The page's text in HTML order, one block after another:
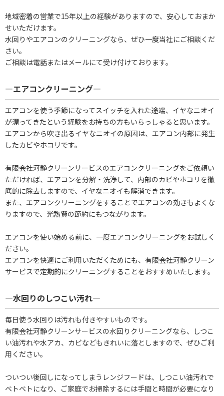
地域密着の営業で15年以上の経験がありますので、安心しておまか
せいただけます。
水回りやエアコンのクリーニングなら、ぜひ一度当社にご相談くだ
さい。
ご相談は電話またはメールにて受け付けております。
―エアコンクリーニング―
エアコンを使う季節になってスイッチを入れた途端、イヤなニオイ
が漂ってきたという経験をお持ちの方もいらっしゃると思います。
エアコンから吹き出るイヤなニオイの原因は、エアコン内部に発生
したカビやホコリです。
有限会社河静クリーンサービスのエアコンクリーニングをご依頼い
ただければ、エアコンを分解・洗浄して、内部のカビやホコリを徹
底的に除去しますので、イヤなニオイも解消できます。
また、エアコンクリーニングをすることでエアコンの効きもよくな
りますので、光熱費の節約にもつながります。
エアコンを使い始める前に、一度エアコンクリーニングをお試しく
ださい。
エアコンを快適にご利用いただくためにも、有限会社河静クリーン
サービスで定期的にクリーニングすることをおすすめいたします。
―水回りのしつこい汚れ―
毎日使う水回りは汚れも付きやすいものです。
有限会社河静クリーンサービスの水回りクリーニングなら、しつこ
い油汚れや水アカ、カビなどもきれいに落としますので、ぜひご利
用ください。
ついつい後回しになってしまうレンジフードは、しつこい油汚れで
ベトベトになり、ご家庭でお掃除するには手間と時間が必要になり